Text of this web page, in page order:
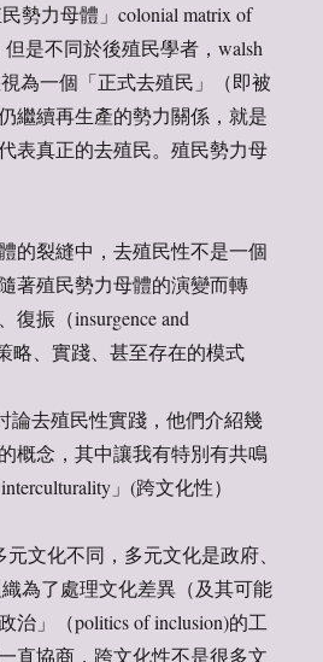
勢力母體」colonial matrix of
是不同於後殖民學者，walsh
為一個「正式去殖民」（即被
繼續再生產的勢力關係，就是
表真正的去殖民。殖民勢力母
的裂縫中，去殖民性不是一個
著殖民勢力母體的演變而轉
復振（insurgence and
略、實踐、甚至存在的模式
論去殖民性實踐，他們介紹幾
概念，其中讓我有特別有共鳴
」(跨文化性）
文化不同，多元文化是政府、
為了處理文化差異（及其可能
治」（politics of inclusion)的工
直協商，跨文化性不是很多文